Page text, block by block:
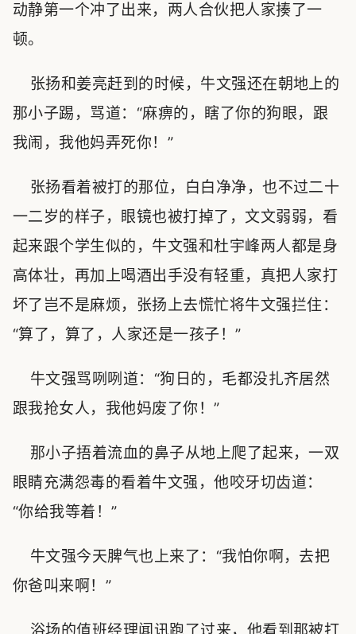
动静第一个冲了出来，两人合伙把人家揍了一
顿。
张扬和姜亮赶到的时候，牛文强还在朝地上的
那小子踢，骂道：“麻痹的，瞎了你的狗眼，跟
我闹，我他妈弄死你！”
张扬看着被打的那位，白白净净，也不过二十
一二岁的样子，眼镜也被打掉了，文文弱弱，看
起来跟个学生似的，牛文强和杜宇峰两人都是身
高体壮，再加上喝酒出手没有轻重，真把人家打
坏了岂不是麻烦，张扬上去慌忙将牛文强拦住：
“算了，算了，人家还是一孩子！”
牛文强骂咧咧道：“狗日的，毛都没扎齐居然
跟我抢女人，我他妈废了你！”
那小子捂着流血的鼻子从地上爬了起来，一双
眼睛充满怨毒的看着牛文强，他咬牙切齿道：
“你给我等着！”
牛文强今天脾气也上来了：“我怕你啊，去把
你爸叫来啊！”